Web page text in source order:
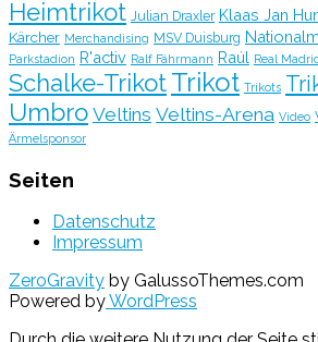
Heimtrikot Julian Draxler Klaas Jan
Kärcher Merchandising MSV Duisburg
Parkstadion R'activ Ralf Fährmann Raúl Real
Schalke-TrikotTrikot Trikots
Umbro Veltins Veltins-Arena Video
Ärmelsponsor
Seiten
Datenschutz
Impressum
ZeroGravity by GalussoThemes.com
Powered byWordPress